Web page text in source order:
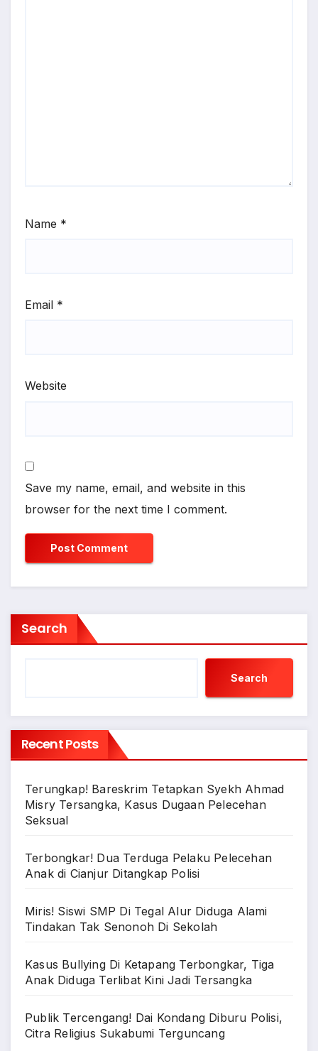
Name *
Email *
Website
Save my name, email, and website in this
browser for the next time I comment.
Search
Search
Recent Posts
Terungkap! Bareskrim Tetapkan Syekh Ahmad
Misry Tersangka, Kasus Dugaan Pelecehan
Seksual
Terbongkar! Dua Terduga Pelaku Pelecehan
Anak di Cianjur Ditangkap Polisi
Miris! Siswi SMP Di Tegal Alur Diduga Alami
Tindakan Tak Senonoh Di Sekolah
Kasus Bullying Di Ketapang Terbongkar, Tiga
Anak Diduga Terlibat Kini Jadi Tersangka
Publik Tercengang! Dai Kondang Diburu Polisi,
Citra Religius Sukabumi Terguncang